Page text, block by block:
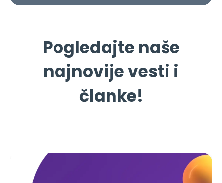
Pogledajte naše
najnovije vesti i
članke!